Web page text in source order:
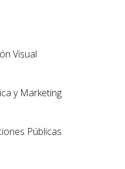
Visual
y Marketing
Públicas